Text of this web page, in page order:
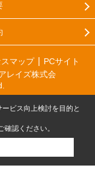
マップ
PCサイト
レイズ株式会
ビス向上検討を目的と
確認ください。